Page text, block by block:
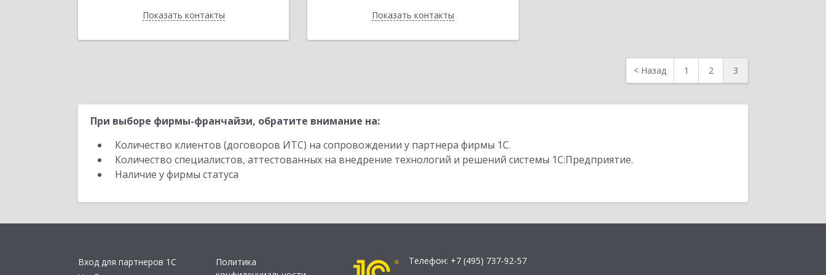
Показать контакты
Назад Показать контакты
Назад
< Назад 1 2 3
При выборе фирмы-франчайзи, обратите внимание на:
Количество клиентов (договоров ИТС) на сопровождении у партнера фирмы 1С.
Количество специалистов, аттестованных на внедрение технологий и решений системы 1С:Предприятие.
Наличие у фирмы статуса
Вход для партнеров 1С
Политика
Телефон: +7 (495) 737-92-57